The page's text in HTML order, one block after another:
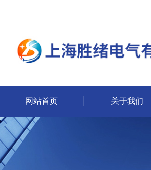
网站首页 关于我们